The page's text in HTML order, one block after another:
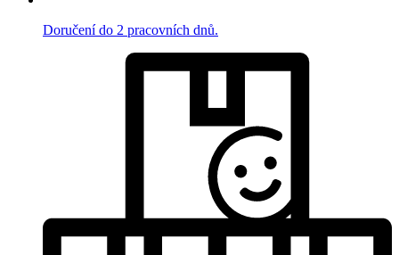
Doručení do 2 pracovních dnů.